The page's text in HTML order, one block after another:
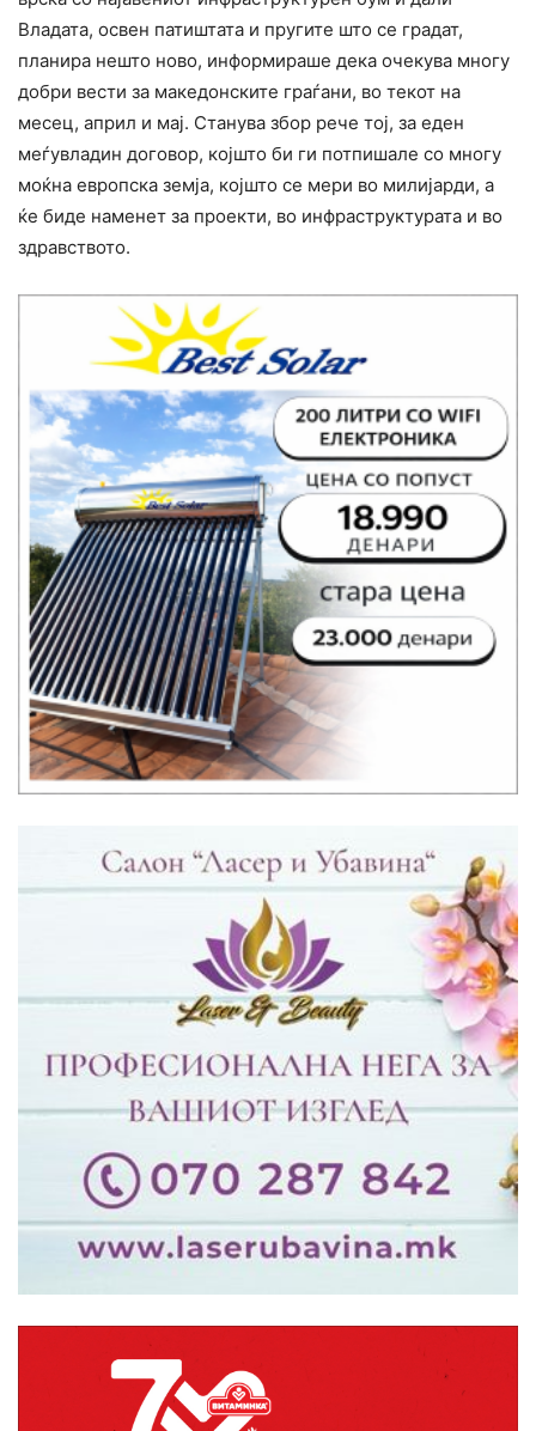
Владата, освен патиштата и пругите што се градат,
планира нешто ново, информираше дека очекува многу
добри вести за македонските граѓани, во текот на
месец, април и мај. Станува збор рече тој, за еден
меѓувладин договор, којшто би ги потпишале со многу
моќна европска земја, којшто се мери во милијарди, а
ќе биде наменет за проекти, во инфраструктурата и во
здравството.